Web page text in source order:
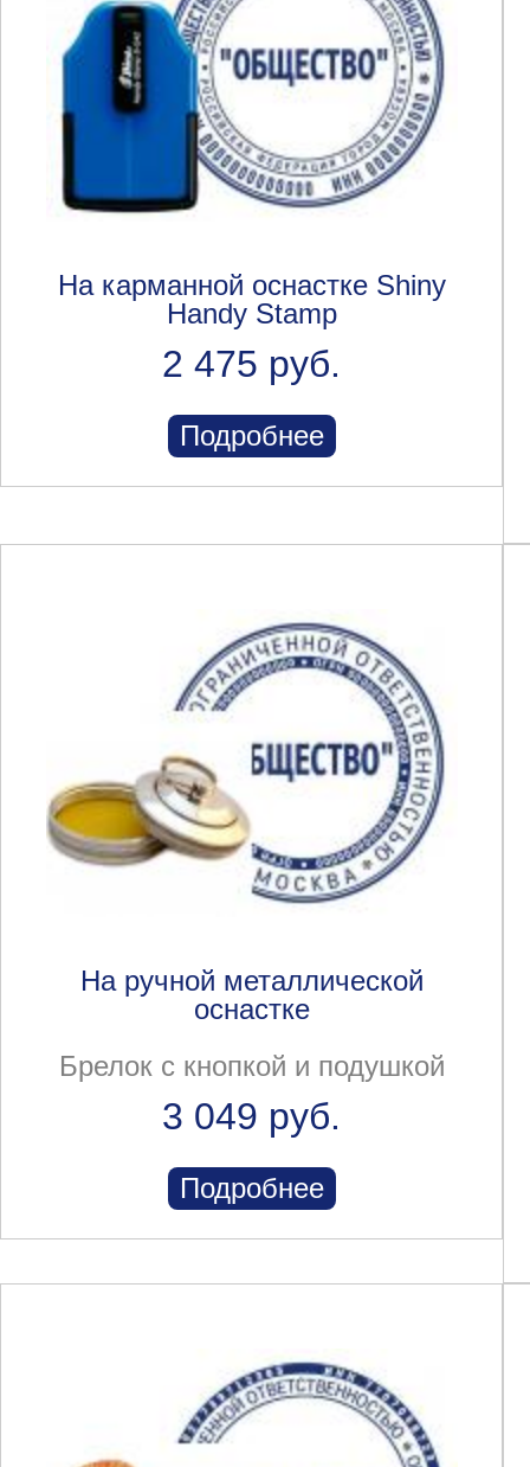
На карманной оснастке Shiny
Handy Stamp
2 475 руб.
Подробнее
На ручной металлической
оснастке
Брелок с кнопкой и подушкой
3 049 руб.
Подробнее